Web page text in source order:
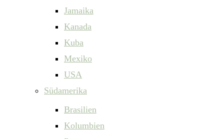
Jamaika
Kanada
Kuba
Mexiko
USA
Südamerika
Brasilien
Kolumbien